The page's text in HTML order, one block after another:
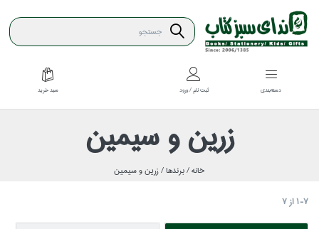
دسته‌بندي ثبت نام / ورود سبد خريد
زرين و سيمين
خانه /برندها /زرين و سيمين
1-7از7